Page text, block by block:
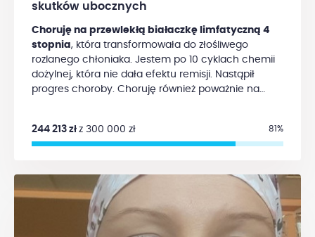
rzecz.
skutków ubocznych
Choruję na przewlekłą białaczkę limfatyczną 4
stopnia, która transformowała do złośliwego
rozlanego chłoniaka. Jestem po 10 cyklach chemii
dożylnej, która nie dała efektu remisji. Nastąpił
progres choroby. Choruję również poważnie na
innych pacjentów (koszt leczenia 24 tys.
miesięcznie), niestety bez skutku,mimo
tym czasie ja czekałam, a mój stan się pogarszał.
Jest to lek najnowszej generacji: chemioterapia
doustna, dająca ogromne szanse takim pacjentom
jak ja. Jakiś temu udało mi się uzyskać lek w
244 213 zł z 300 000 zł 81%